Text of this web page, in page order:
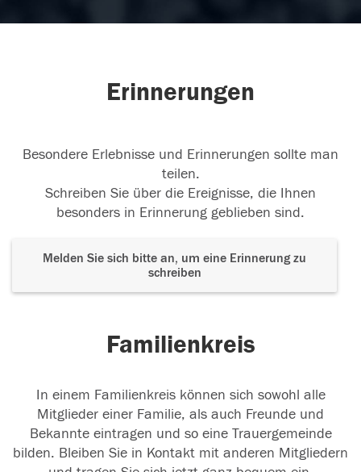
Erinnerungen
Besondere Erlebnisse und Erinnerungen sollte man
teilen.
Schreiben Sie über die Ereignisse, die Ihnen
besonders in Erinnerung geblieben sind.
Melden Sie sich bitte an, um eine Erinnerung zu
schreiben
Familienkreis
In einem Familienkreis können sich sowohl alle
Mitglieder einer Familie, als auch Freunde und
Bekannte eintragen und so eine Trauergemeinde
bilden. Bleiben Sie in Kontakt mit anderen Mitgliedern